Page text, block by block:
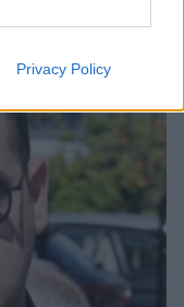
Privacy Policy